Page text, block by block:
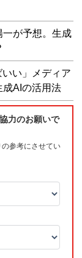
一が予想。生成
いい」メディア
成AIの活用法